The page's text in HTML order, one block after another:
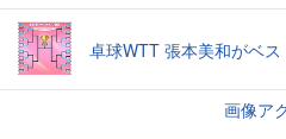
卓球WTT 張本美和がベス
画像ア